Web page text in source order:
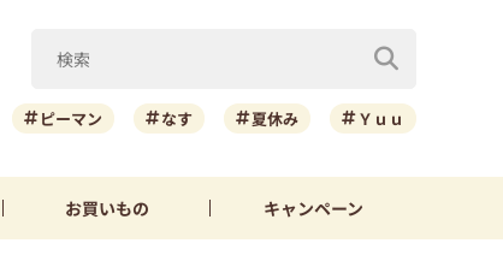
ピーマン なす 夏休み Ｙｕｕ
お買いもの キャンペーン